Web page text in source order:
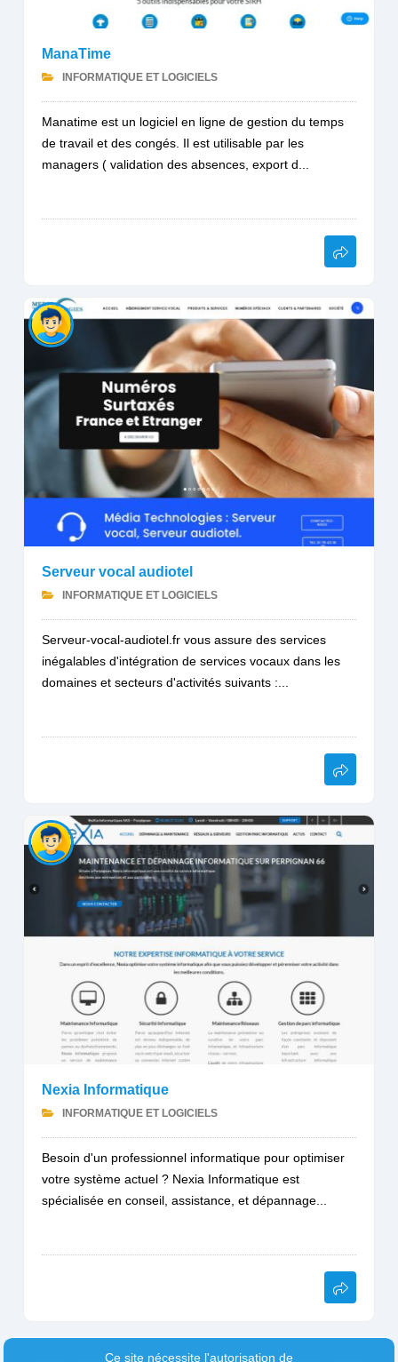
ManaTime
INFORMATIQUE ET LOGICIELS
Manatime est un logiciel en ligne de gestion du temps
de travail et des congés. Il est utilisable par les
managers ( validation des absences, export d...
Serveur vocal audiotel
INFORMATIQUE ET LOGICIELS
Serveur-vocal-audiotel.fr vous assure des services
inégalables d'intégration de services vocaux dans les
domaines et secteurs d'activités suivants :...
Nexia Informatique
INFORMATIQUE ET LOGICIELS
Besoin d'un professionnel informatique pour optimiser
votre système actuel ? Nexia Informatique est
spécialisée en conseil, assistance, et dépannage...
Ce site nécessite l'autorisation de